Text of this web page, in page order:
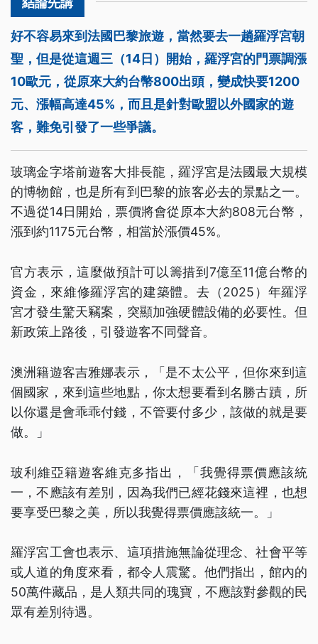
好不容易來到法國巴黎旅遊，當然要去一趟羅浮宮朝
聖，但是從這週三（14日）開始，羅浮宮的門票調漲
10歐元，從原來大約台幣800出頭，變成快要1200
元、漲幅高達45%，而且是針對歐盟以外國家的遊
客，難免引發了一些爭議。
玻璃金字塔前遊客大排長龍，羅浮宮是法國最大規模
的博物館，也是所有到巴黎的旅客必去的景點之一。
不過從14日開始，票價將會從原本大約808元台幣，
漲到約1175元台幣，相當於漲價45%。
官方表示，這麼做預計可以籌措到7億至11億台幣的
資金，來維修羅浮宮的建築體。去（2025）年羅浮
宮才發生驚天竊案，突顯加強硬體設備的必要性。但
新政策上路後，引發遊客不同聲音。
澳洲籍遊客吉雅娜表示，「是不太公平，但你來到這
個國家，來到這些地點，你太想要看到名勝古蹟，所
以你還是會乖乖付錢，不管要付多少，該做的就是要
做。」
玻利維亞籍遊客維克多指出，「我覺得票價應該統
一，不應該有差別，因為我們已經花錢來這裡，也想
要享受巴黎之美，所以我覺得票價應該統一。」
羅浮宮工會也表示、這項措施無論從理念、社會平等
或人道的角度來看，都令人震驚。他們指出，館內的
50萬件藏品，是人類共同的瑰寶，不應該對參觀的民
眾有差別待遇。